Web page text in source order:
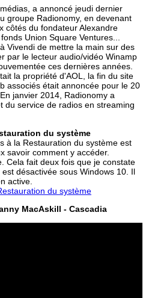
a annoncé jeudi dernier
groupe Radionomy, en devenant
côtés du fondateur Alexandre
Union Square Ventures...
Vivendi de mettre la main sur des
par le lecteur audio/vidéo Winamp
ces dernières années.
la propriété d'AOL, la fin du site
associés était annoncée pour le 20
janvier 2014, Radionomy a
du service de radios en streaming
du système
à la Restauration du système est
savoir comment y accéder.
Cela fait deux fois que je constate
désactivée sous Windows 10. Il
active.
du système
MacAskill - Cascadia